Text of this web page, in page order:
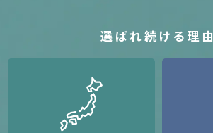
選ばれ続ける理由